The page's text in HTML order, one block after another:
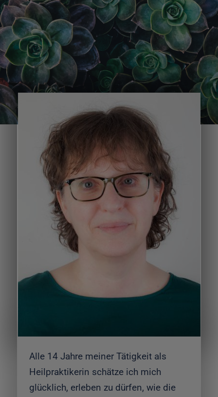
Alle 14 Jahre meiner Tätigkeit als
Heilpraktikerin schätze ich mich
glücklich, erleben zu dürfen, wie die